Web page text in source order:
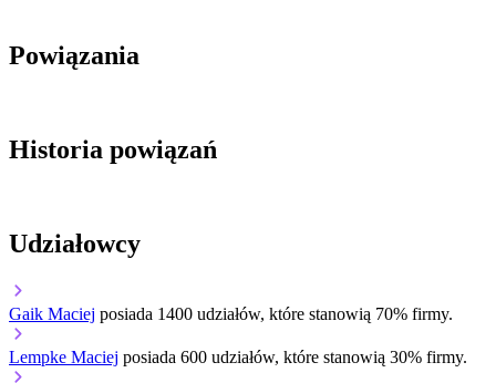
Powiązania
Historia powiązań
Udziałowcy
Gaik Maciej posiada 1400 udziałów, które stanowią 70% firmy.
Lempke Maciej posiada 600 udziałów, które stanowią 30% firmy.